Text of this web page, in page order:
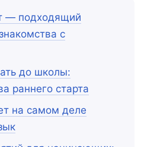
— подходящий
с
до школы:
раннего старта
на самом деле